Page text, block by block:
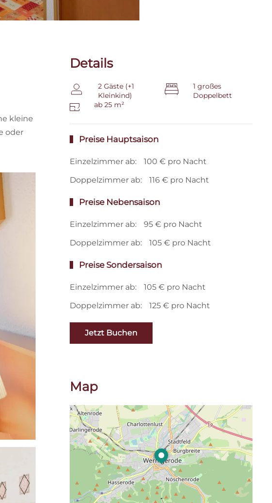
kleine
oder
Details
2 Gäste (+1
Kleinkind)
1 großes
Doppelbett
ab 25 m²
Preise Hauptsaison
Einzelzimmer ab:
100 € pro Nacht
Doppelzimmer ab:
116 € pro Nacht
Preise Nebensaison
Einzelzimmer ab:
95 € pro Nacht
Doppelzimmer ab:
105 € pro Nacht
Preise Sondersaison
Einzelzimmer ab:
105 € pro Nacht
Doppelzimmer ab:
125 € pro Nacht
Jetzt Buchen
Map